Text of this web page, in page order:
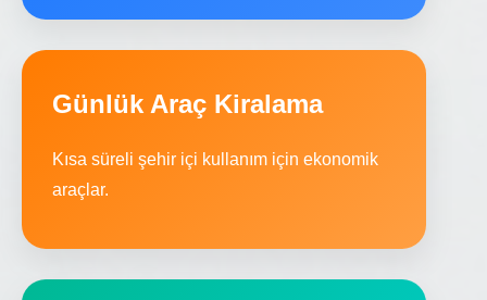
Günlük Araç Kiralama
Kısa süreli şehir içi kullanım için ekonomik
araçlar.